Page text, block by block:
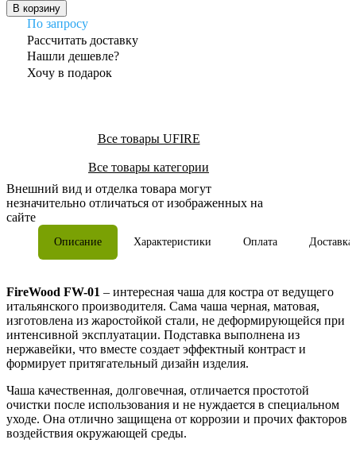
В корзину
По запросу
Рассчитать доставку
Нашли дешевле?
Хочу в подарок
Все товары UFIRE
Все товары категории
Внешний вид и отделка товара могут
незначительно отличаться от изображенных на
сайте
Описание Характеристики Оплата Доставка
FireWood FW-01 – интересная чаша для костра от ведущего
итальянского производителя. Сама чаша черная, матовая,
изготовлена из жаростойкой стали, не деформирующейся при
интенсивной эксплуатации. Подставка выполнена из
нержавейки, что вместе создает эффектный контраст и
формирует притягательный дизайн изделия.
Чаша качественная, долговечная, отличается простотой
очистки после использования и не нуждается в специальном
уходе. Она отлично защищена от коррозии и прочих факторов
воздействия окружающей среды.